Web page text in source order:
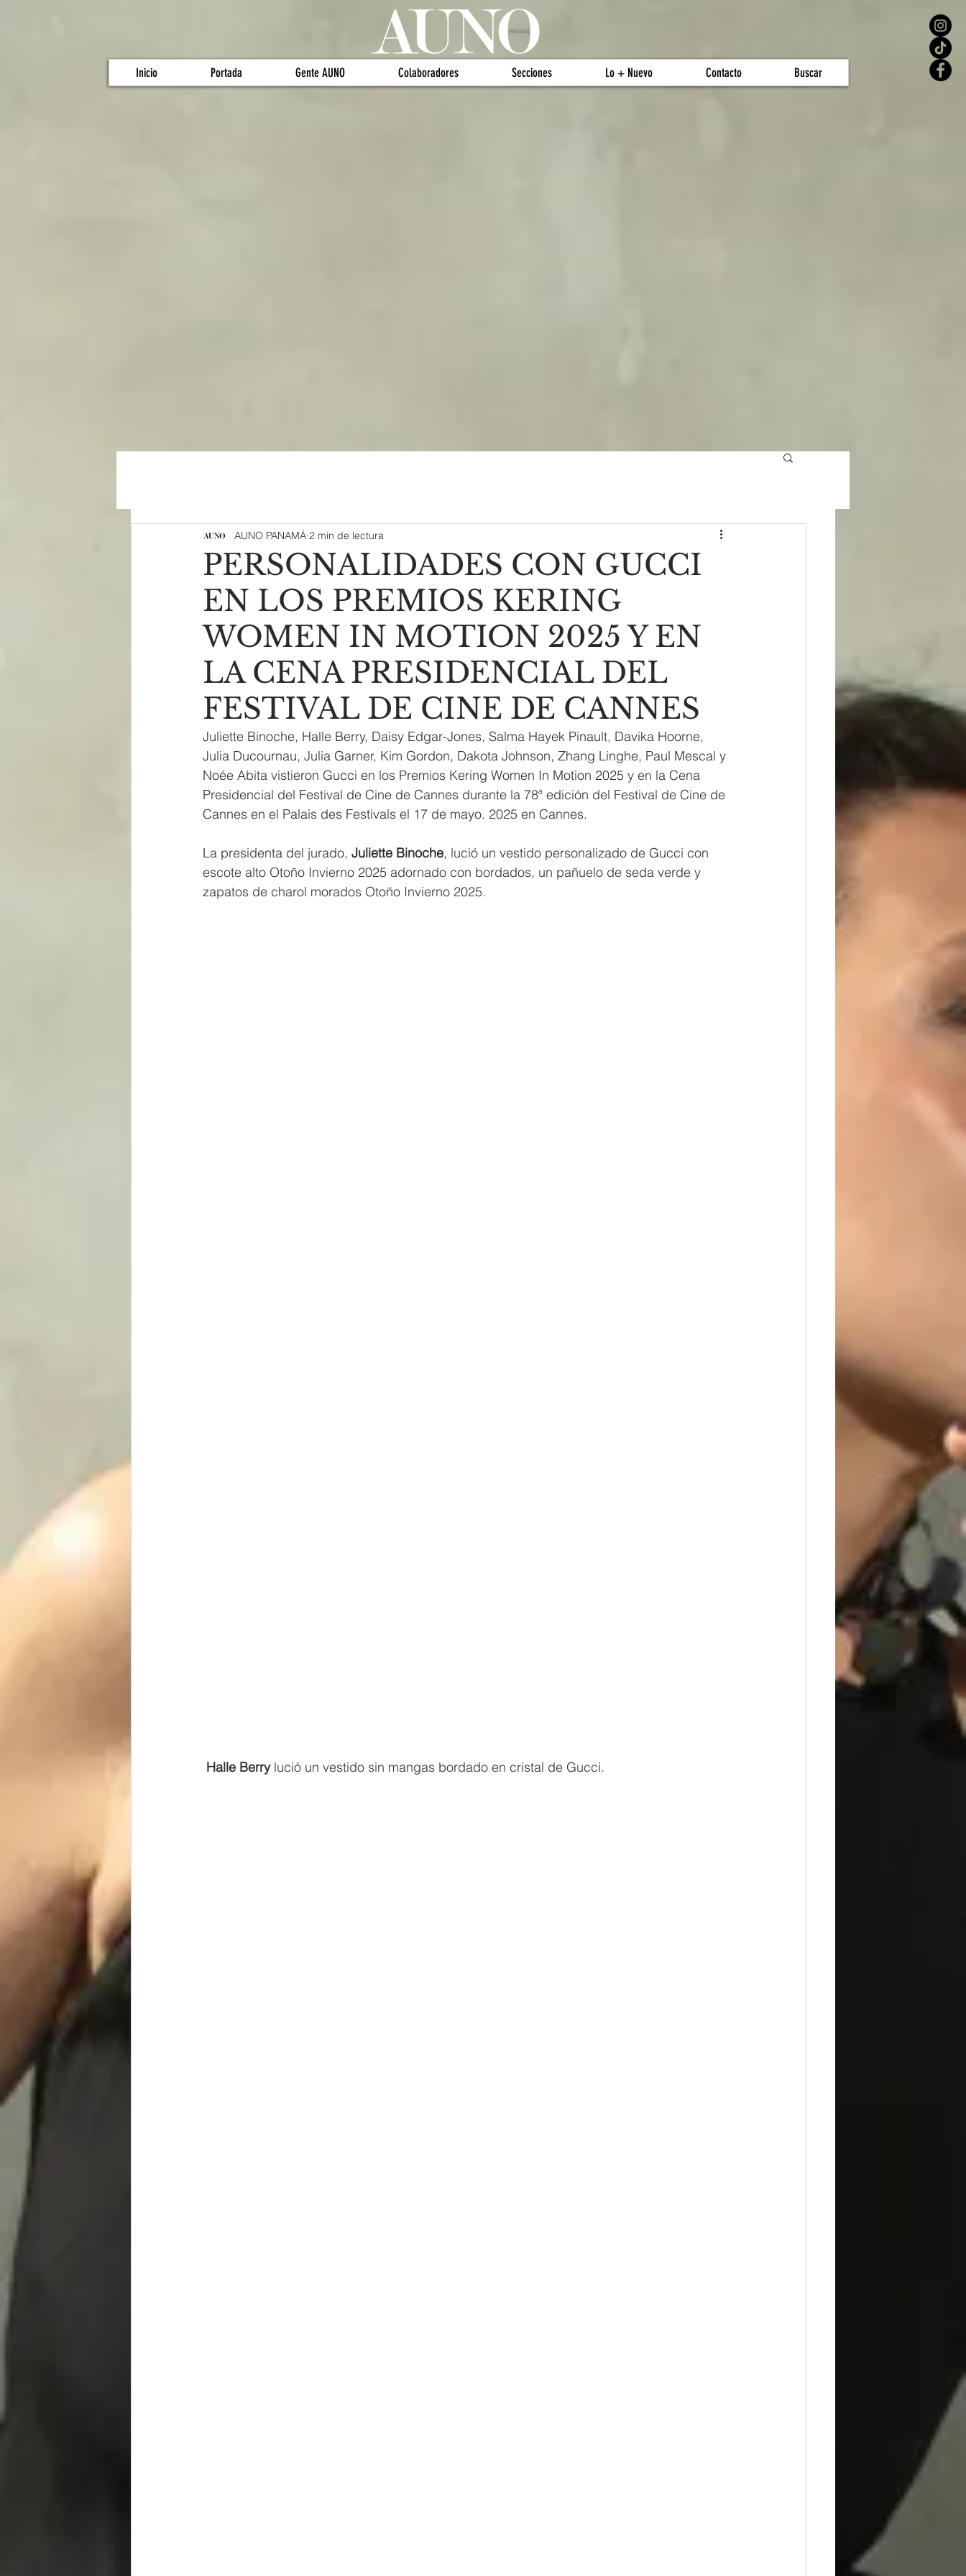
Inicio Portada Gente AUNO Colaboradores Secciones Lo + Nuevo Contacto Buscar
PERSONALIDADES CON GUCCI
EN LOS PREMIOS KERING
WOMEN IN MOTION 2025 Y EN
LA CENA PRESIDENCIAL DEL
FESTIVAL DE CINE DE CANNES
AUNO PANAMÁ 2 min de lectura
Juliette Binoche, Halle Berry, Daisy Edgar-Jones, Salma Hayek Pinault, Davika Hoorne,
Julia Ducournau, Julia Garner, Kim Gordon, Dakota Johnson, Zhang Linghe, Paul Mescal y
Noée Abita vistieron Gucci en los Premios Kering Women In Motion 2025 y en la Cena
Presidencial del Festival de Cine de Cannes durante la 78ª edición del Festival de Cine de
Cannes en el Palais des Festivals el 17 de mayo. 2025 en Cannes.
La presidenta del jurado, Juliette Binoche, lució un vestido personalizado de Gucci con
escote alto Otoño Invierno 2025 adornado con bordados, un pañuelo de seda verde y
zapatos de charol morados Otoño Invierno 2025.
Halle Berry lució un vestido sin mangas bordado en cristal de Gucci.